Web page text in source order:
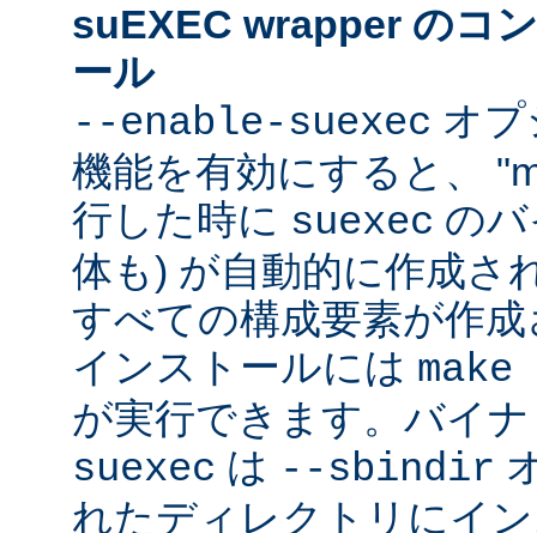
suEXEC wrapper のコ
ール
--enable-suexec オ
機能を有効にすると、
行した時に suexec の
体も) が自動的に作成さ
すべての構成要素が作
インストールには
が実行できます。バイ
suexec は --sbindir
れたディレクトリにイ